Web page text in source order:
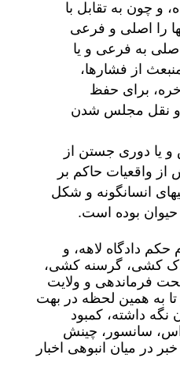
و چون به تقابل با
را اصلی و فرعی
به فرعی و یا
از فشارها،
برای حفظ
و نقل مجلس شدن
و یا دوری جستن از
از واقعیات حاکم بر
انسانگونه و شکل
حیوان بوده است.
حکم دادگاه لاهه، و
کشی، گرسنه کشی،
فرماندهی و ولایت
تا به همین لحظه در بهت
داشته، کمبود
سانسور، چینش
در میان انبوهی اخبار